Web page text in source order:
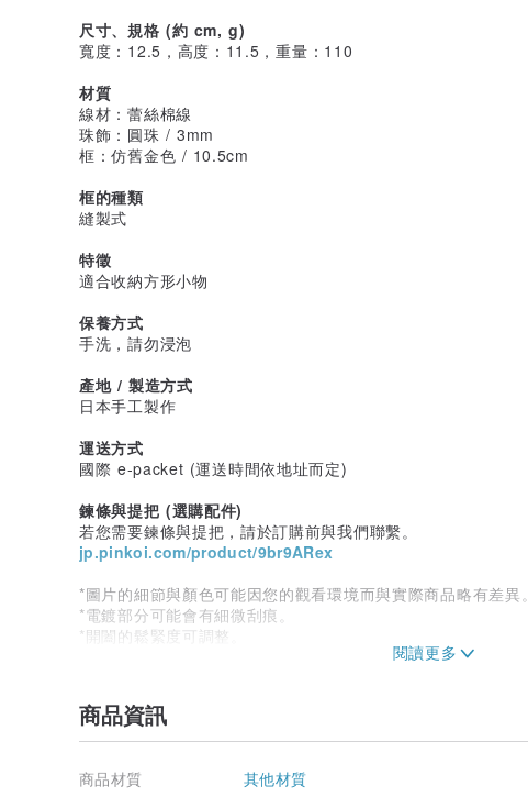
尺寸、規格 (約 cm, g)
寬度：12.5，高度：11.5，重量：110
材質
線材：蕾絲棉線
珠飾：圓珠 / 3mm
框：仿舊金色 / 10.5cm
框的種類
縫製式
特徵
適合收納方形小物
保養方式
手洗，請勿浸泡
產地 / 製造方式
日本手工製作
運送方式
國際 e-packet (運送時間依地址而定)
鍊條與提把 (選購配件)
若您需要鍊條與提把，請於訂購前與我們聯繫。
jp.pinkoi.com/product/9br9ARex
*圖片的細節與顏色可能因您的觀看環境而與實際商品略有差異。
*電鍍部分可能會有細微刮痕。
*開闔的鬆緊度可調整。
商品資訊
商品材質
其他材質